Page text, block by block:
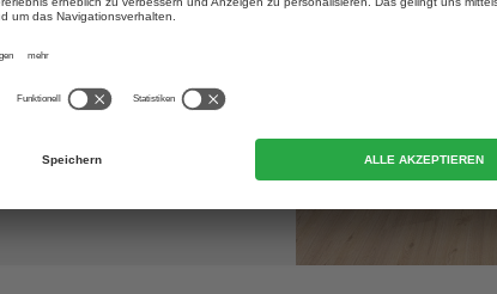
mit vielen Namen.
Dieser dauerelastische
und